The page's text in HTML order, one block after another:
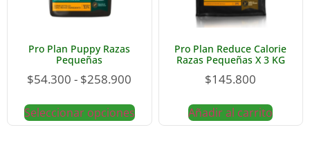
Pro Plan Puppy Razas
Pequeñas
$54.300 - $258.900
Seleccionar opciones
Pro Plan Reduce Calorie
Razas Pequeñas X 3 KG
$145.800
Añadir al carrito